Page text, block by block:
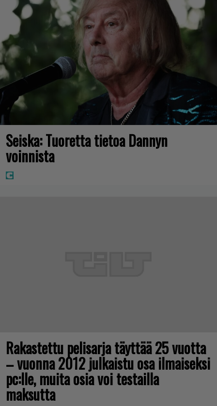
Seiska: Tuoretta tietoa Dannyn
voinnista
Rakastettu pelisarja täyttää 25 vuotta
– vuonna 2012 julkaistu osa ilmaiseksi
pc:lle, muita osia voi testailla
maksutta